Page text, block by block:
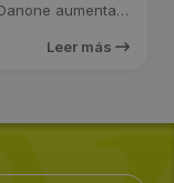
aumenta
Leer más